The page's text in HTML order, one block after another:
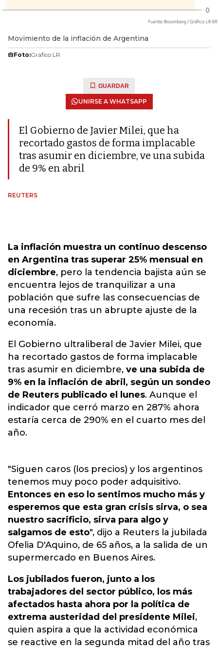
Movimiento de la inflación de Argentina
Foto:Gráfico LR
GUARDAR
UNIRSE A WHATSAPP
El Gobierno de Javier Milei, que ha
recortado gastos de forma implacable
tras asumir en diciembre, ve una subida
de 9% en abril
REUTERS
La inflación muestra un continuo descenso
en Argentina tras superar 25% mensual en
diciembre, pero la tendencia bajista aún se
encuentra lejos de tranquilizar a una
población que sufre las consecuencias de
una recesión tras un abrupte ajuste de la
economía.
El Gobierno ultraliberal de Javier Milei, que
ha recortado gastos de forma implacable
tras asumir en diciembre, ve una subida de
9% en la inflación de abril, según un sondeo
de Reuters publicado el lunes. Aunque el
indicador que cerró marzo en 287% ahora
estaría cerca de 290% en el cuarto mes del
año.
"Siguen caros (los precios) y los argentinos
tenemos muy poco poder adquisitivo.
Entonces en eso lo sentimos mucho más y
esperemos que esta gran crisis sirva, o sea
nuestro sacrificio, sirva para algo y
salgamos de esto", dijo a Reuters la jubilada
Ofelia D'Aquino, de 65 años, a la salida de un
supermercado en Buenos Aires.
Los jubilados fueron, junto a los
trabajadores del sector público, los más
afectados hasta ahora por la política de
extrema austeridad del presidente Milei,
quien aspira a que la actividad económica
se reactive en la segunda mitad del año tras